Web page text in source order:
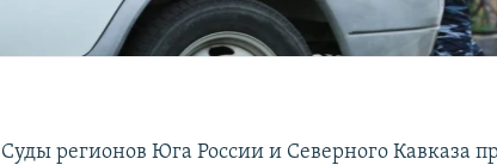
Суды регионов Юга России и Северного Кавказа